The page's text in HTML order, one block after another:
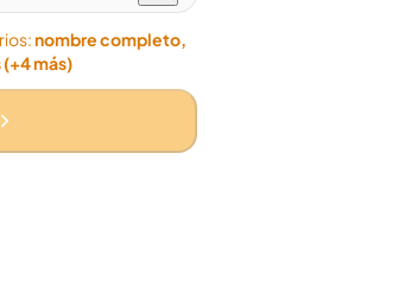
nombre completo,
(+4 más)